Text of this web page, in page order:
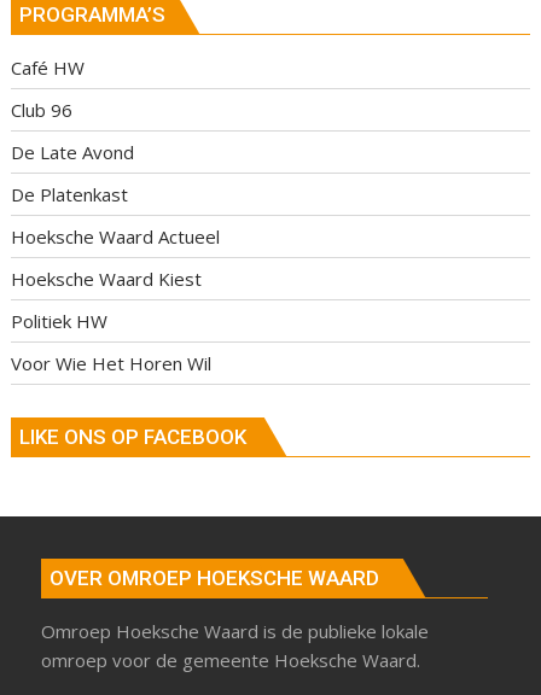
PROGRAMMA’S
Café HW
Club 96
De Late Avond
De Platenkast
Hoeksche Waard Actueel
Hoeksche Waard Kiest
Politiek HW
Voor Wie Het Horen Wil
LIKE ONS OP FACEBOOK
OVER OMROEP HOEKSCHE WAARD
Omroep Hoeksche Waard is de publieke lokale
omroep voor de gemeente Hoeksche Waard.